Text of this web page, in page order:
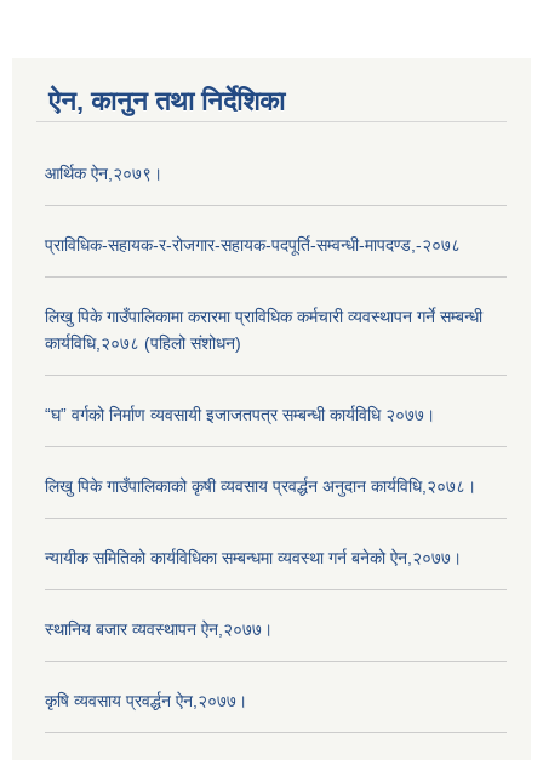
ऐन, कानुन तथा निर्देशिका
आर्थिक ऐन,२०७९।
प्राविधिक-सहायक-र-रोजगार-सहायक-पदपूर्ति-सम्वन्धी-मापदण्ड,-२०७८
लिखु पिके गाउँपालिकामा करारमा प्राविधिक कर्मचारी व्यवस्थापन गर्ने सम्बन्धी
कार्यविधि,२०७८ (पहिलो संशोधन)
“घ” वर्गको निर्माण व्यवसायी इजाजतपत्र सम्बन्धी कार्यविधि २०७७।
लिखु पिके गाउँपालिकाको कृषी व्यवसाय प्रवर्द्धन अनुदान कार्यविधि,२०७८।
न्यायीक समितिको कार्यविधिका सम्बन्धमा व्यवस्था गर्न बनेको ऐन,२०७७।
स्थानिय बजार व्यवस्थापन ऐन,२०७७।
कृषि व्यवसाय प्रवर्द्धन ऐन,२०७७।